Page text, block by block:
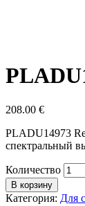
208.00 €
PLADU14973
спектральный
Количество
В корзину
Категория: Для